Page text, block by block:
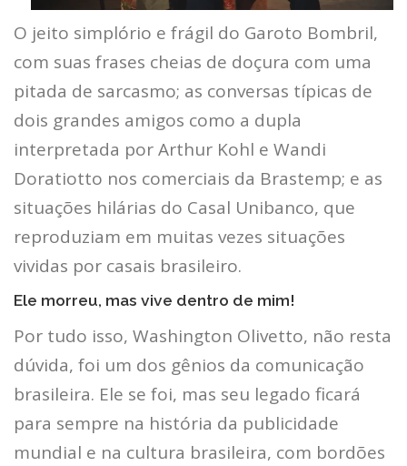
O jeito simplório e frágil do Garoto Bombril,
com suas frases cheias de doçura com uma
pitada de sarcasmo; as conversas típicas de
dois grandes amigos como a dupla
interpretada por Arthur Kohl e Wandi
Doratiotto nos comerciais da Brastemp; e as
situações hilárias do Casal Unibanco, que
reproduziam em muitas vezes situações
vividas por casais brasileiro.
Ele morreu, mas vive dentro de mim!
Por tudo isso, Washington Olivetto, não resta
dúvida, foi um dos gênios da comunicação
brasileira. Ele se foi, mas seu legado ficará
para sempre na história da publicidade
mundial e na cultura brasileira, com bordões